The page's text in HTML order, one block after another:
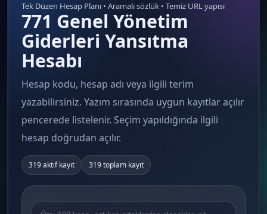
Tek Düzen Hesap Planı • Aramalı sözlük • Temiz URL yapısı
771 Genel Yönetim
Giderleri Yansıtma
Hesabı
Hesap kodu, hesap adı veya ilgili terim
yazabilirsiniz. Yazım sırasında uygun kayıtlar açılır
pencerede listelenir. Seçim yapıldığında ilgili
hesap doğrudan açılır.
319 aktif kayıt 319 toplam kayıt